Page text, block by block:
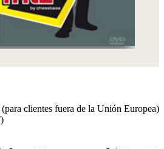
✔
clientes fuera de la Unión Europea)